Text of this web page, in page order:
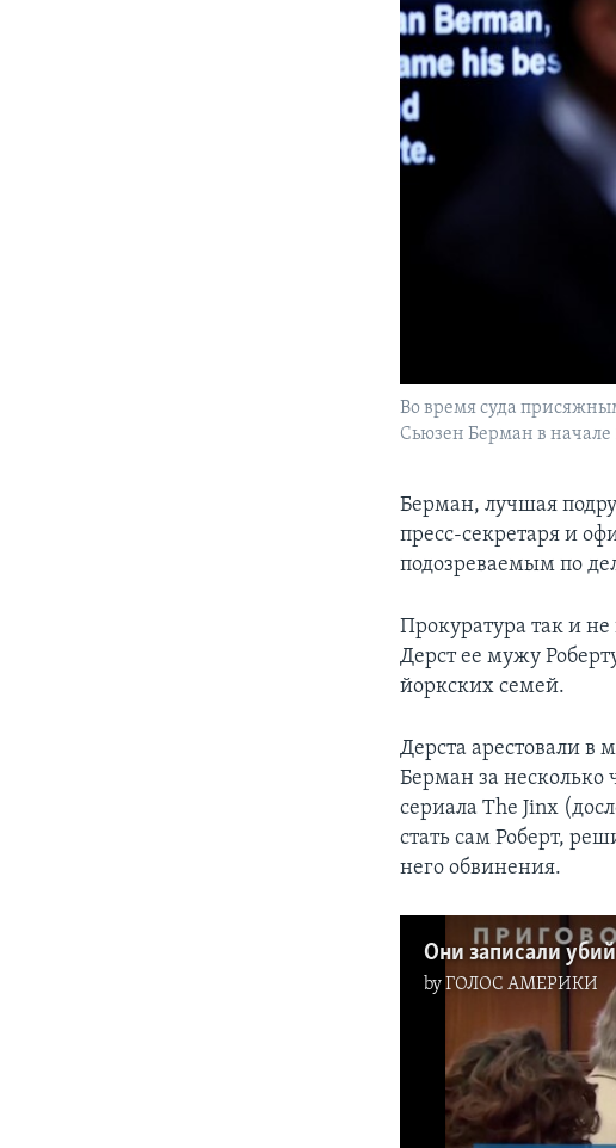
Во время суда
Сьюзен Берман в начале
Берман, лучшая
пресс-секретаря и
подозреваемым по
Прокуратура так и
Дерст ее мужу
йоркских семей.
Дерста арестовали в
Берман за несколько
сериала The Jinx
стать сам Роберт,
него обвинения.
Они записали
byГОЛОС АМЕРИКИ